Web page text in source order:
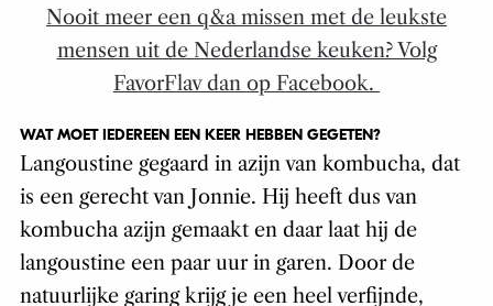
Nooit meer een q&a missen met de leukste
mensen uit de Nederlandse keuken? Volg
FavorFlav dan op Facebook.
WAT MOET IEDEREEN EEN KEER HEBBEN GEGETEN?
Langoustine gegaard in azijn van kombucha, dat
is een gerecht van Jonnie. Hij heeft dus van
kombucha azijn gemaakt en daar laat hij de
langoustine een paar uur in garen. Door de
natuurlijke garing krijg je een heel verfijnde,